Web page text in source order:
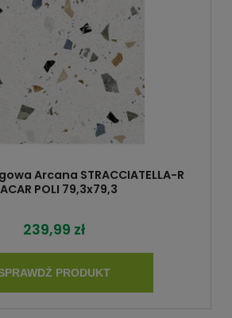
Arcana STRACCIATELLA-R
POLI 79,3x79,3
239,99 zł
PRODUKT